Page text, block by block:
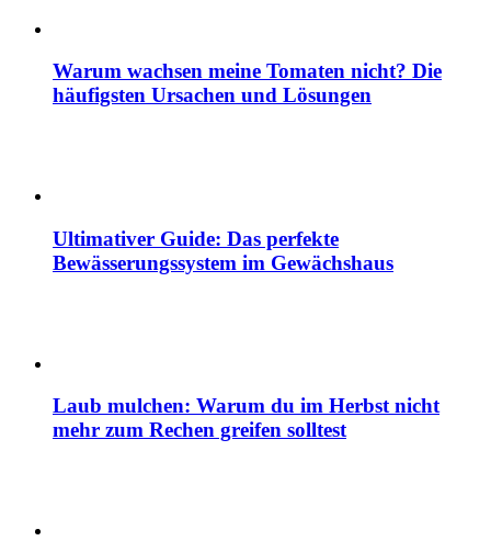
Warum wachsen meine Tomaten nicht? Die
häufigsten Ursachen und Lösungen
Ultimativer Guide: Das perfekte
Bewässerungssystem im Gewächshaus
Laub mulchen: Warum du im Herbst nicht
mehr zum Rechen greifen solltest